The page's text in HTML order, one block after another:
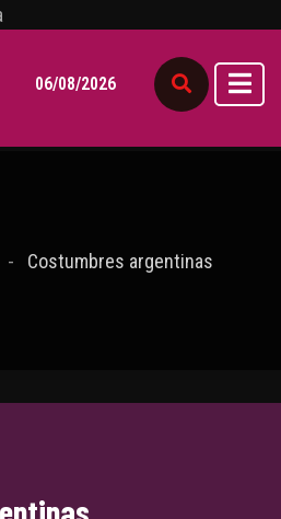
06/08/2026
Costumbres argentinas